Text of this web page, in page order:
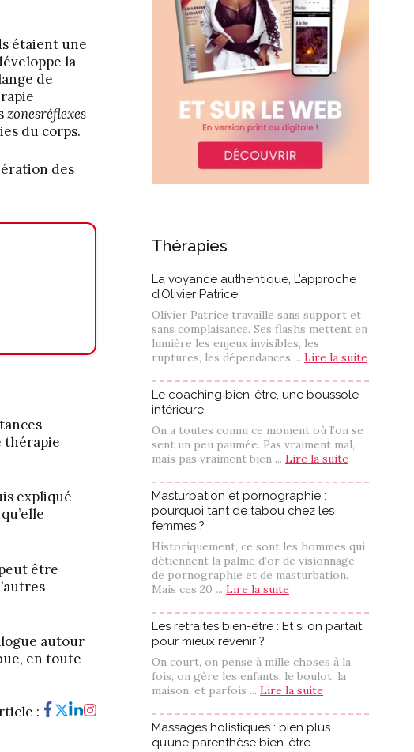
étaient une
la
de
zonesréflexes
du corps.
des
thérapie
expliqué
être
autour
en toute
:
Thérapies
La voyance authentique, L’approche
d’Olivier Patrice
Olivier Patrice travaille sans support et
sans complaisance. Ses flashs mettent en
lumière les enjeux invisibles, les
ruptures, les dépendances ... Lire la suite
Le coaching bien-être, une boussole
intérieure
On a toutes connu ce moment où l’on se
sent un peu paumée. Pas vraiment mal,
mais pas vraiment bien ... Lire la suite
Masturbation et pornographie :
pourquoi tant de tabou chez les
femmes ?
Historiquement, ce sont les hommes qui
détiennent la palme d’or de visionnage
de pornographie et de masturbation.
Mais ces 20 ... Lire la suite
Les retraites bien-être : Et si on partait
pour mieux revenir ?
On court, on pense à mille choses à la
fois, on gère les enfants, le boulot, la
maison, et parfois ... Lire la suite
Massages holistiques : bien plus
qu’une parenthèse bien-être